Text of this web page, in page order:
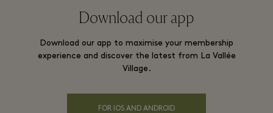
Download our app
Download our app to maximise your membership
experience and discover the latest from La Vallée
Village.
FOR IOS AND ANDROID